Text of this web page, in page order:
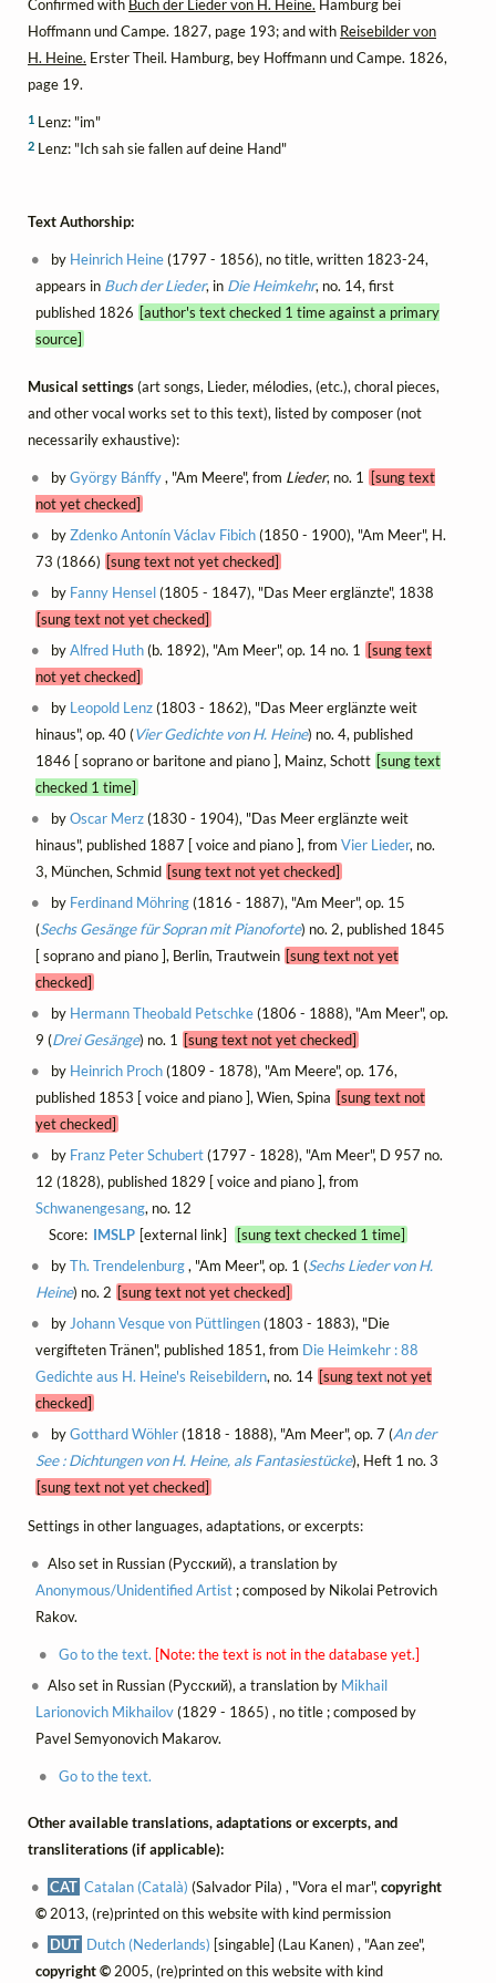
Confirmed with Buch der Lieder von H. Heine. Hamburg bei
Hoffmann und Campe. 1827, page 193; and with Reisebilder von
H. Heine. Erster Theil. Hamburg, bey Hoffmann und Campe. 1826,
page 19.
1 Lenz: "im"
2 Lenz: "Ich sah sie fallen auf deine Hand"
Text Authorship:
by Heinrich Heine(1797 - 1856), no title, written 1823-24,
appears in Buch der Lieder, in Die Heimkehr, no. 14, first
published 1826 [author's text checked 1 time against a primary
source]
Musical settings(art songs, Lieder, mélodies, (etc.), choral pieces,
and other vocal works set to this text), listed by composer (not
necessarily exhaustive):
byGyörgy Bánffy, "Am Meere", from Lieder, no. 1
[sung text
not yet checked]
byZdenko Antonín Václav Fibich(1850 - 1900), "Am Meer", H.
73 (1866) [sung text not yet checked]
by Fanny Hensel(1805 - 1847), "Das Meer erglänzte", 1838
[sung text not yet checked]
byAlfred Huth(b. 1892), "Am Meer", op. 14 no. 1
[sung text
not yet checked]
by Leopold Lenz(1803 - 1862), "Das Meer erglänzte weit
hinaus", op. 40 (Vier Gedichte von H. Heine) no. 4, published
1846 [ soprano or baritone and piano ], Mainz, Schott [sung text
checked 1 time]
byOscar Merz(1830 - 1904), "Das Meer erglänzte weit
hinaus", published 1887 [ voice and piano ], from Vier Lieder, no.
3, München, Schmid [sung text not yet checked]
by Ferdinand Möhring(1816 - 1887), "Am Meer", op. 15
(Sechs Gesänge für Sopran mit Pianoforte) no. 2, published 1845
[ soprano and piano ], Berlin, Trautwein [sung text not yet
checked]
by Hermann Theobald Petschke(1806 - 1888), "Am Meer", op.
9 (Drei Gesänge) no. 1 [sung text not yet checked]
by Heinrich Proch(1809 - 1878), "Am Meere", op. 176,
published 1853 [ voice and piano ], Wien, Spina [sung text not
yet checked]
by Franz Peter Schubert(1797 - 1828), "Am Meer", D 957 no.
12 (1828), published 1829 [ voice and piano ], from
Schwanengesang, no. 12
Score: IMSLP [external link]
[sung text checked 1 time]
byTh. Trendelenburg, "Am Meer", op. 1 (Sechs Lieder von H.
Heine) no. 2 [sung text not yet checked]
byJohann Vesque von Püttlingen(1803 - 1883), "Die
vergifteten Tränen", published 1851, from Die Heimkehr : 88
Gedichte aus H. Heine's Reisebildern, no. 14 [sung text not yet
checked]
byGotthard Wöhler(1818 - 1888), "Am Meer", op. 7 (An der
See : Dichtungen von H. Heine, als Fantasiestücke), Heft 1 no. 3
[sung text not yet checked]
Settings in other languages, adaptations, or excerpts:
Also set in Russian (Русский), a translation by
Anonymous/Unidentified Artist; composed by Nikolai Petrovich
Rakov.
Go to the text. [Note: the text is not in the database yet.]
Also set in Russian (Русский), a translation by Mikhail
Larionovich Mikhailov(1829 - 1865) , no title ; composed by
Pavel Semyonovich Makarov.
Go to the text.
Other available translations, adaptations or excerpts, and
transliterations (if applicable):
CAT Catalan (Català) (Salvador Pila) , "Vora el mar",copyright
©2013, (re)printed on this website with kind permission
DUT Dutch (Nederlands) [singable] (Lau Kanen) , "Aan zee",
copyright ©2005, (re)printed on this website with kind